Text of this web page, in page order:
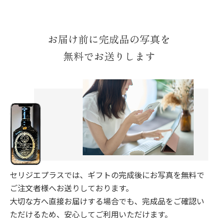
お届け前に完成品の写真を
無料でお送りします
セリジエプラスでは、ギフトの完成後にお写真を無料で
ご注文者様へお送りしております。
大切な方へ直接お届けする場合でも、完成品をご確認い
ただけるため、安心してご利用いただけます。